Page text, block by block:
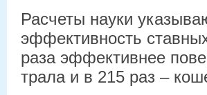
Расчеты науки
эффективность
раза эффективнее
трала и в 215 раз –